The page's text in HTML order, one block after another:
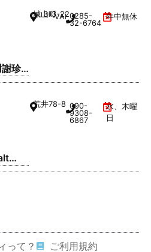
珍
| シ
城山町3-3-22
VAL1階0285-
32-6764
年中無休
荒井78-8 090-
9308-
6867
水、木曜
日
って？ ご利用規約